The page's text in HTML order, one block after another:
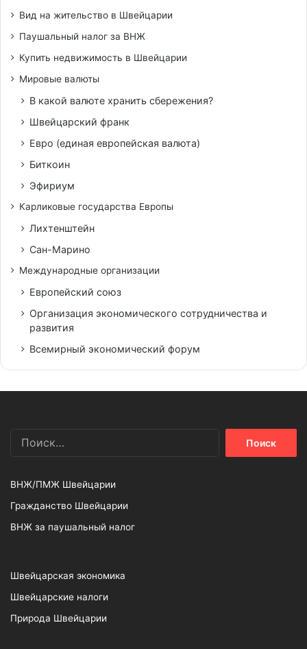
Вид на жительство в Швейцарии
Паушальный налог за ВНЖ
Купить недвижимость в Швейцарии
Мировые валюты
В какой валюте хранить сбережения?
Швейцарский франк
Евро (единая европейская валюта)
Биткоин
Эфириум
Карликовые государства Европы
Лихтенштейн
Сан-Марино
Международные организации
Европейский союз
Организация экономического сотрудничества и
развития
Всемирный экономический форум
ВНЖ/ПМЖ Швейцарии
Гражданство Швейцарии
ВНЖ за паушальный налог
Швейцарская экономика
Швейцарские налоги
Природа Швейцарии